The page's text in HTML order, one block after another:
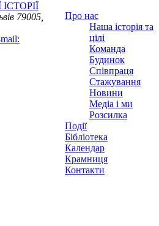
79005,
Про нас
Наша історія та
цілі
Команда
Будинок
Співпраця
Стажування
Новини
Медіа і ми
Розсилка
Події
Бібліотека
Календар
Крамниця
Контакти